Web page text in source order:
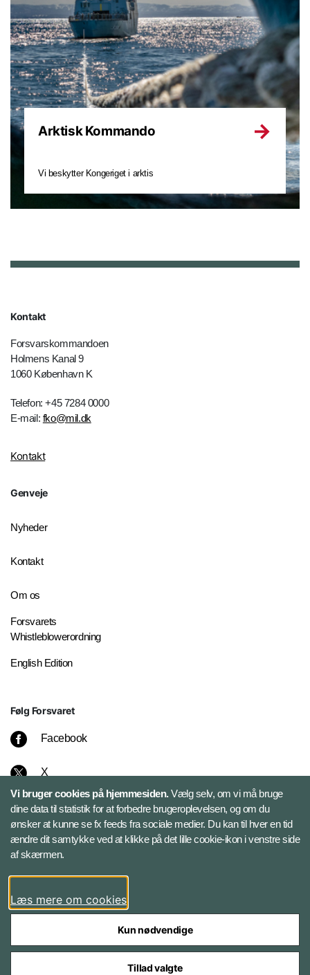
Arktisk Kommando
Vi beskytter Kongeriget i arktis
Kontakt
Forsvarskommandoen
Holmens Kanal 9
1060 København K
Telefon: +45 7284 0000
E-mail: fko@mil.dk
Kontakt
Genveje
Nyheder
Kontakt
Om os
Forsvarets
Whistleblowerordning
English Edition
Følg Forsvaret
Facebook
X
Instagram
Bluesky
LinkedIn
Vi bruger cookies på hjemmesiden.Vælg selv, om vi må bruge
dine data til statistik for at forbedre brugeroplevelsen, og om du
ønsker at kunne se fx feeds fra sociale medier. Du kan til hver en tid
ændre dit samtykke ved at klikke på det lille cookie-ikon i venstre side
af skærmen.
Læs mere om cookies
Kun nødvendige
Tillad valgte